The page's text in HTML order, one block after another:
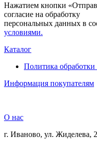
Нажатием кнопки
согласие на обработку
персональных данных в
условиями.
Каталог
Политика
Информация покупателям
О нас
г. Иваново, ул. Жиделева,